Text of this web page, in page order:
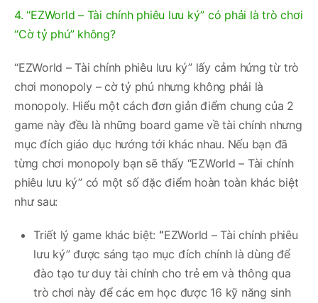
4. “EZWorld – Tài chính phiêu lưu ký” có phải là trò chơi
“Cờ tỷ phú” không?
“EZWorld – Tài chính phiêu lưu ký” lấy cảm hứng từ trò
chơi monopoly – cờ tỷ phú nhưng không phải là
monopoly. Hiểu một cách đơn giản điểm chung của 2
game này đều là những board game về tài chính nhưng
mục đích giáo dục hướng tới khác nhau. Nếu bạn đã
từng chơi monopoly bạn sẽ thấy “EZWorld – Tài chính
phiêu lưu ký” có một số đặc điểm hoàn toàn khác biệt
như sau:
Triết lý game khác biệt: “EZWorld – Tài chính phiêu
lưu ký” được sáng tạo mục đích chính là dùng để
đào tạo tư duy tài chính cho trẻ em và thông qua
trò chơi này để các em học được 16 kỹ năng sinh